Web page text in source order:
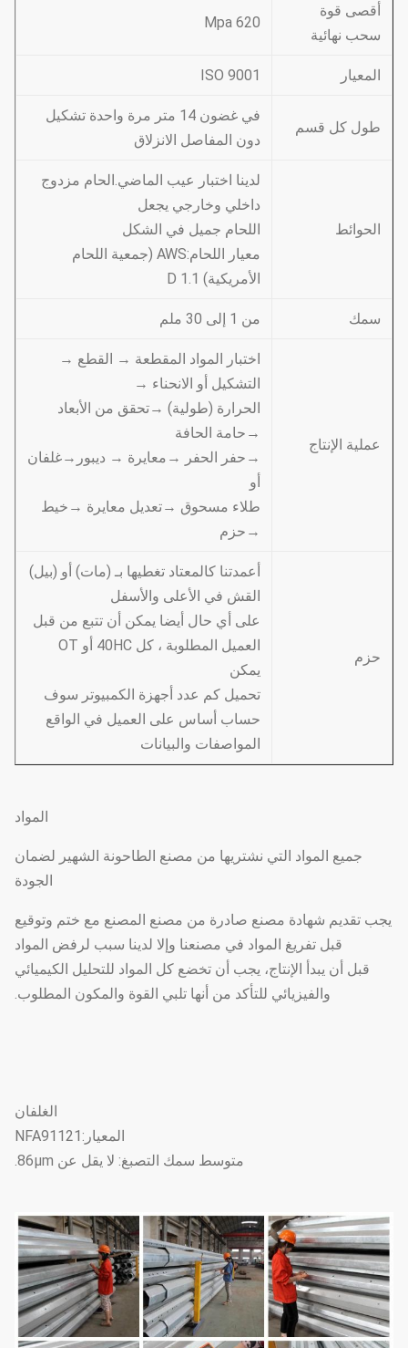
أقصى قوة
سحب نهائية
620 Mpa
المعيار ISO 9001
طول كل قسم
في غضون 14 متر مرة واحدة تشكيل
دون المفاصل الانزلاق
الحوائط
لدينا اختبار عيب الماضي.الحام مزدوج
داخلي وخارجي يجعل
اللحام جميل في الشكل
معيار اللحام:AWS (جمعية اللحام
الأمريكية) D 1.1
سمك من 1 إلى 30 ملم
عملية الإنتاج
اختبار المواد المقطعة → القطع →
التشكيل أو الانحناء →
الحرارة (طولية) →تحقق من الأبعاد
→حامة الحافة
→حفر الحفر →معايرة → ديبور→غلفان
أو
طلاء مسحوق →تعديل معايرة →خيط
→حزم
حزم
أعمدتنا كالمعتاد تغطيها بـ (مات) أو (بيل)
القش في الأعلى والأسفل
على أي حال أيضا يمكن أن تتبع من قبل
العميل المطلوبة ، كل 40HC أو OT
يمكن
تحميل كم عدد أجهزة الكمبيوتر سوف
حساب أساس على العميل في الواقع
المواصفات والبيانات
المواد
جميع المواد التي نشتريها من مصنع الطاحونة الشهير لضمان
الجودة
يجب تقديم شهادة مصنع صادرة من مصنع المصنع مع ختم وتوقيع
قبل تفريغ المواد في مصنعنا وإلا لدينا سبب لرفض المواد
قبل أن يبدأ الإنتاج، يجب أن تخضع كل المواد للتحليل الكيميائي
والفيزيائي للتأكد من أنها تلبي القوة والمكون المطلوب.
الغلفان
المعيار:NFA91121
متوسط سمك التصبغ: لا يقل عن 86μm.